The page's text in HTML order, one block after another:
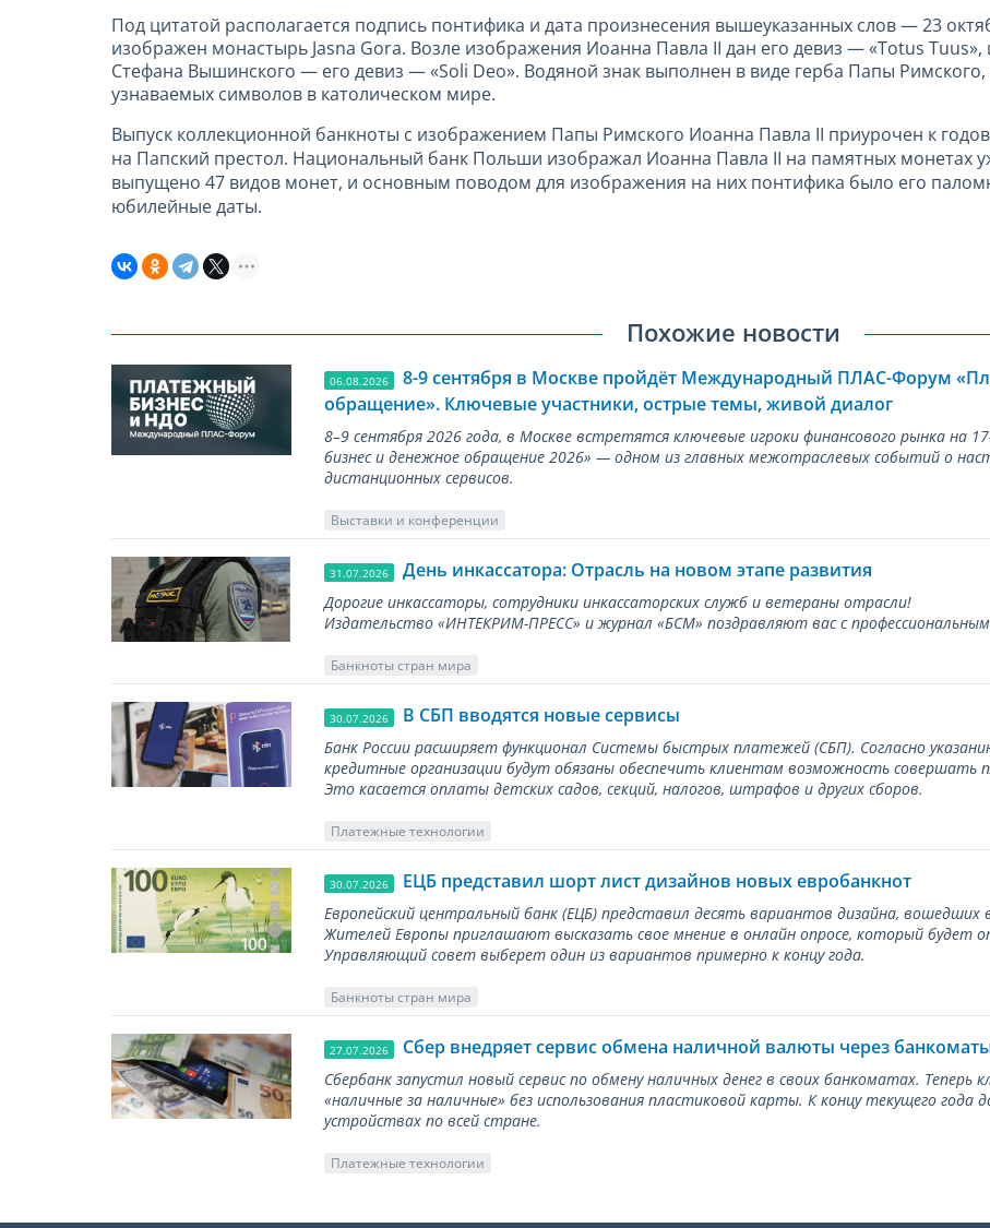
Под цитатой располагается подпись понтифика и дата произнесения вышеуказанных слов — 23
изображен монастырь Jasna Gora. Возле изображения Иоанна Павла II дан его девиз — «Totus
Стефана Вышинского — его девиз — «Soli Deo». Водяной знак выполнен в виде герба Папы
узнаваемых символов в католическом мире.
Выпуск коллекционной банкноты с изображением Папы Римского Иоанна Павла II приурочен к
на Папский престол. Национальный банк Польши изображал Иоанна Павла II на памятных монетах
выпущено 47 видов монет, и основным поводом для изображения на них понтифика было его
юбилейные даты.
Похожие новости
06.08.2026
8-9 сентября в Москве пройдёт Международный ПЛАС-Форум
обращение». Ключевые участники, острые темы, живой диалог
8–9 сентября 2026 года, в Москве встретятся ключевые игроки финансового рынка
бизнес и денежное обращение 2026» — одном из главных межотраслевых событий о
дистанционных сервисов.
Выставки и конференции
31.07.2026 День инкассатора: Отрасль на новом этапе развития
Дорогие инкассаторы, сотрудники инкассаторских служб и ветераны отрасли!
Издательство «ИНТЕКРИМ-ПРЕСС» и журнал «БСМ» поздравляют вас с
Банкноты стран мира
30.07.2026 В СБП вводятся новые сервисы
Банк России расширяет функционал Системы быстрых платежей (СБП). Согласно
кредитные организации будут обязаны обеспечить клиентам возможность совершать
Это касается оплаты детских садов, секций, налогов, штрафов и других сборов.
Платежные технологии
30.07.2026 ЕЦБ представил шорт лист дизайнов новых евробанкнот
Европейский центральный банк (ЕЦБ) представил десять вариантов дизайна,
Жителей Европы приглашают высказать свое мнение в онлайн опросе, который
Управляющий совет выберет один из вариантов примерно к концу года.
Банкноты стран мира
27.07.2026 Сбер внедряет сервис обмена наличной валюты через
Сбербанк запустил новый сервис по обмену наличных денег в своих банкоматах.
«наличные за наличные» без использования пластиковой карты. К концу текущего года
устройствах по всей стране.
Платежные технологии